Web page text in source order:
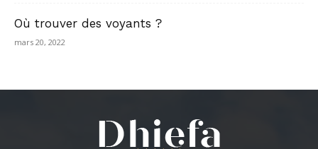
Où trouver des voyants ?
mars 20, 2022